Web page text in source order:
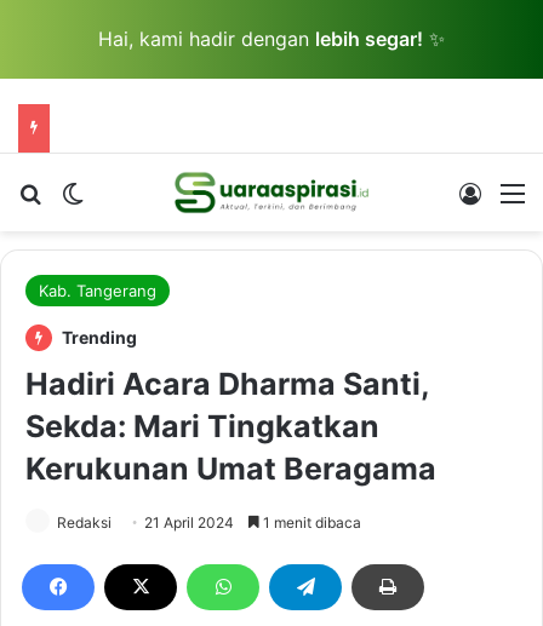
Hai, kami hadir dengan lebih segar! ✨
Cari berita...Switch skin Log In
Kab. Tangerang
Trending
Hadiri Acara Dharma Santi,
Sekda: Mari Tingkatkan
Kerukunan Umat Beragama
Redaksi 21 April 2024 1 menit dibaca